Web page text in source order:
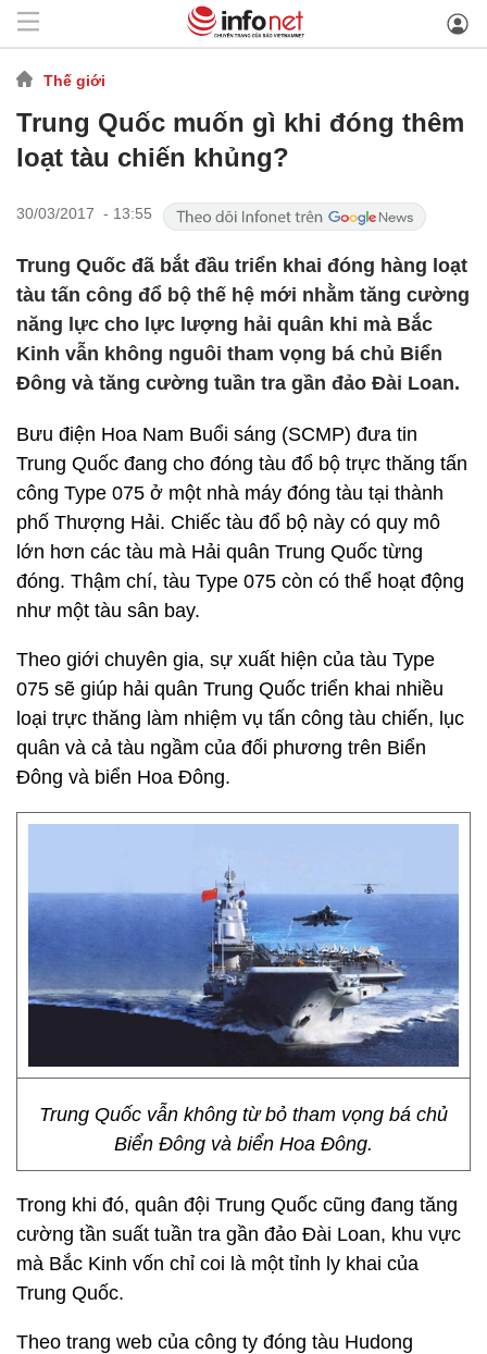
Thế giới
Trung Quốc muốn gì khi đóng thêm
loạt tàu chiến khủng?
30/03/2017 - 13:55
Trung Quốc đã bắt đầu triển khai đóng hàng loạt
tàu tấn công đổ bộ thế hệ mới nhằm tăng cường
năng lực cho lực lượng hải quân khi mà Bắc
Kinh vẫn không nguôi tham vọng bá chủ Biển
Đông và tăng cường tuần tra gần đảo Đài Loan.
Bưu điện Hoa Nam Buổi sáng (SCMP) đưa tin
Trung Quốc đang cho đóng tàu đổ bộ trực thăng tấn
công Type 075 ở một nhà máy đóng tàu tại thành
phố Thượng Hải. Chiếc tàu đổ bộ này có quy mô
lớn hơn các tàu mà Hải quân Trung Quốc từng
đóng. Thậm chí, tàu Type 075 còn có thể hoạt động
như một tàu sân bay.
Theo giới chuyên gia, sự xuất hiện của tàu Type
075 sẽ giúp hải quân Trung Quốc triển khai nhiều
loại trực thăng làm nhiệm vụ tấn công tàu chiến, lục
quân và cả tàu ngầm của đối phương trên Biển
Đông và biển Hoa Đông.
Trung Quốc vẫn không từ bỏ tham vọng bá chủ
Biển Đông và biển Hoa Đông.
Trong khi đó, quân đội Trung Quốc cũng đang tăng
cường tần suất tuần tra gần đảo Đài Loan, khu vực
mà Bắc Kinh vốn chỉ coi là một tỉnh ly khai của
Trung Quốc.
Theo trang web của công ty đóng tàu Hudong